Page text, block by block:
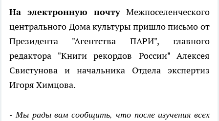
На электронную почту Межпоселенческого
центрального Дома культуры пришло письмо от
Президента "Агентства ПАРИ", главного
редактора "Книги рекордов России" Алексея
Свистунова и начальника Отдела экспертиз
Игоря Химцова.
- Мы рады вам сообщить, что после изучения всех